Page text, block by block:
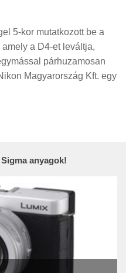
5-kor mutatkozott be a
a D4-et leváltja,
párhuzamosan
Magyarország Kft. egy
anyagok!